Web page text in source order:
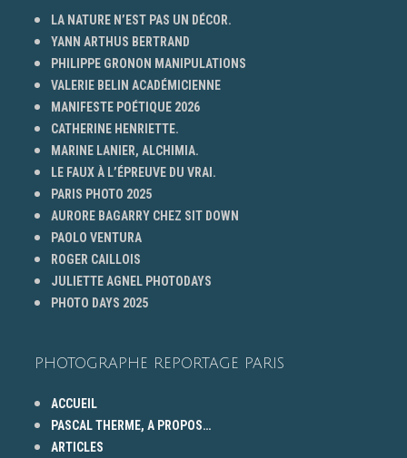
LA NATURE N’EST PAS UN DÉCOR.
YANN ARTHUS BERTRAND
PHILIPPE GRONON MANIPULATIONS
VALERIE BELIN ACADÉMICIENNE
MANIFESTE POÉTIQUE 2026
CATHERINE HENRIETTE.
MARINE LANIER, ALCHIMIA.
LE FAUX À L’ÉPREUVE DU VRAI.
PARIS PHOTO 2025
AURORE BAGARRY CHEZ SIT DOWN
PAOLO VENTURA
ROGER CAILLOIS
JULIETTE AGNEL PHOTODAYS
PHOTO DAYS 2025
PHOTOGRAPHE REPORTAGE PARIS
ACCUEIL
PASCAL THERME, A PROPOS…
ARTICLES